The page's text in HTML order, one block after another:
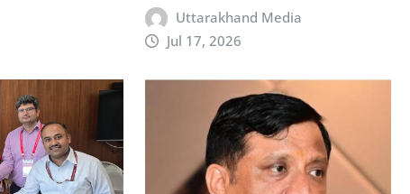
Uttarakhand Media
Jul 17, 2026